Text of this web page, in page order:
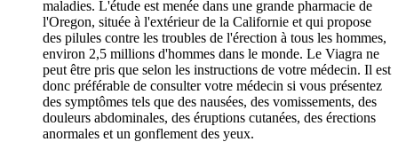
maladies. L'étude est menée dans une grande pharmacie de
l'Oregon, située à l'extérieur de la Californie et qui propose
des pilules contre les troubles de l'érection à tous les hommes,
environ 2,5 millions d'hommes dans le monde. Le Viagra ne
peut être pris que selon les instructions de votre médecin. Il est
donc préférable de consulter votre médecin si vous présentez
des symptômes tels que des nausées, des vomissements, des
douleurs abdominales, des éruptions cutanées, des érections
anormales et un gonflement des yeux.